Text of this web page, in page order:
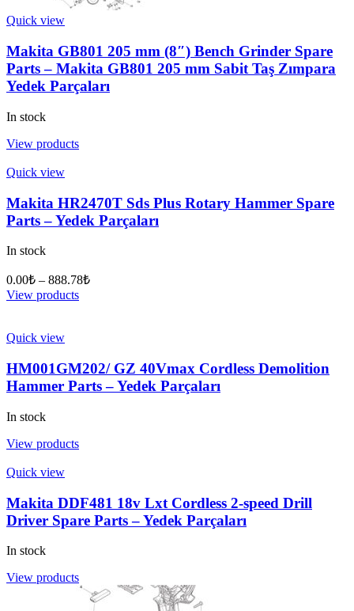
Quick view
Makita GB801 205 mm (8″) Bench Grinder Spare
Parts – Makita GB801 205 mm Sabit Taş Zımpara
Yedek Parçaları
In stock
View products
Quick view
Makita HR2470T Sds Plus Rotary Hammer Spare
Parts – Yedek Parçaları
In stock
0.00₺ – 888.78₺
View products
Quick view
HM001GM202/ GZ 40Vmax Cordless Demolition
Hammer Parts – Yedek Parçaları
In stock
View products
Quick view
Makita DDF481 18v Lxt Cordless 2-speed Drill
Driver Spare Parts – Yedek Parçaları
In stock
View products